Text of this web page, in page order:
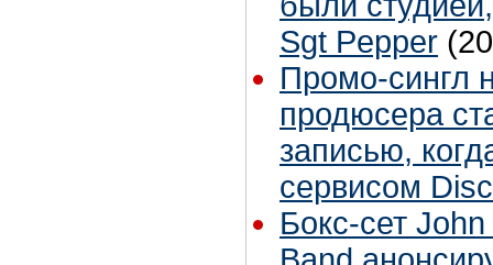
Sgt Pepper
Промо-сингл
продюсера
записью,
сервисом
Бокс-сет